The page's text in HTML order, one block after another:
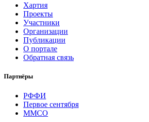
Хартия
Проекты
Участники
Организации
Публикации
О портале
Обратная связь
Партнёры
РФФИ
Первое сентября
ММСО